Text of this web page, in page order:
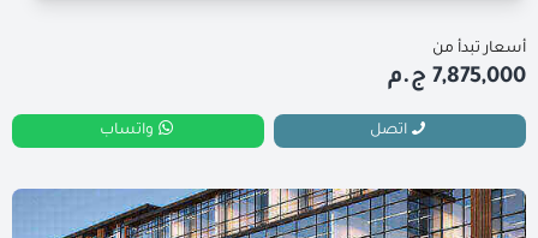
أسعار تبدأ من
7,875,000 ج.م
اتصل واتساب